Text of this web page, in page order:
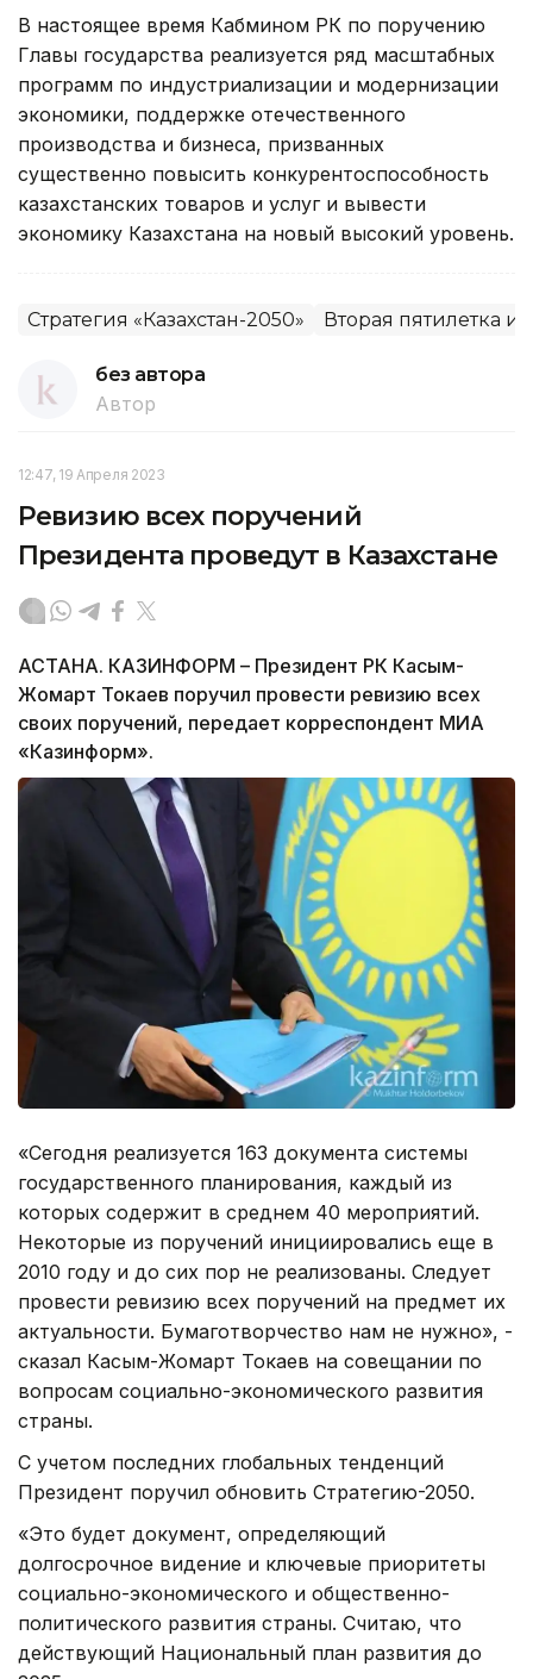
В настоящее время Кабмином РК по поручению
Главы государства реализуется ряд масштабных
программ по индустриализации и модернизации
экономики, поддержке отечественного
производства и бизнеса, призванных
существенно повысить конкурентоспособность
казахстанских товаров и услуг и вывести
экономику Казахстана на новый высокий уровень.
Стратегия «Казахстан-2050» Вторая пятилетка
без автора
Автор
12:47, 19 Апреля 2023
Ревизию всех поручений
Президента проведут в Казахстане
АСТАНА. КАЗИНФОРМ – Президент РК Касым-
Жомарт Токаев поручил провести ревизию всех
своих поручений, передает корреспондент МИА
«Казинформ».
«Сегодня реализуется 163 документа системы
государственного планирования, каждый из
которых содержит в среднем 40 мероприятий.
Некоторые из поручений инициировались еще в
2010 году и до сих пор не реализованы. Следует
провести ревизию всех поручений на предмет их
актуальности. Бумаготворчество нам не нужно», -
сказал Касым-Жомарт Токаев на совещании по
вопросам социально-экономического развития
страны.
С учетом последних глобальных тенденций
Президент поручил обновить Стратегию-2050.
«Это будет документ, определяющий
долгосрочное видение и ключевые приоритеты
социально-экономического и общественно-
политического развития страны. Считаю, что
действующий Национальный план развития до